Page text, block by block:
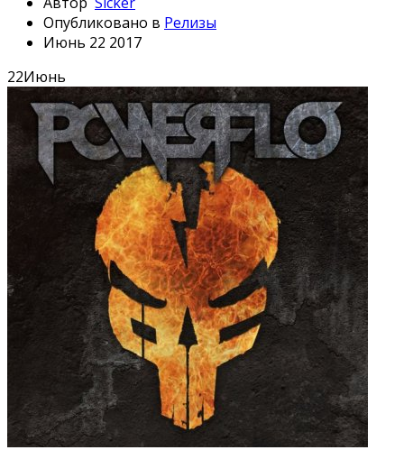
Опубликовано в Релизы
Июнь 22 2017
22Июнь